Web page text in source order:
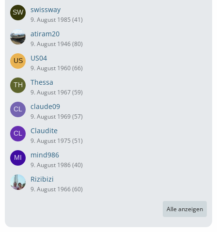
swissway
9. August 1985 (41)
atiram20
9. August 1946 (80)
US04
9. August 1960 (66)
Thessa
9. August 1967 (59)
claude09
9. August 1969 (57)
Claudite
9. August 1975 (51)
mind986
9. August 1986 (40)
Rizibizi
9. August 1966 (60)
Alle anzeigen